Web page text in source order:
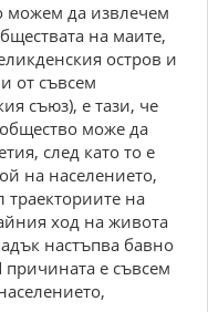
можем да извлечем
на маите,
остров и
от съвсем
съюз), е тази, че
може да
след като то е
на населението,
траекториите на
ход на живота
настъпва бавно
причината е съвсем